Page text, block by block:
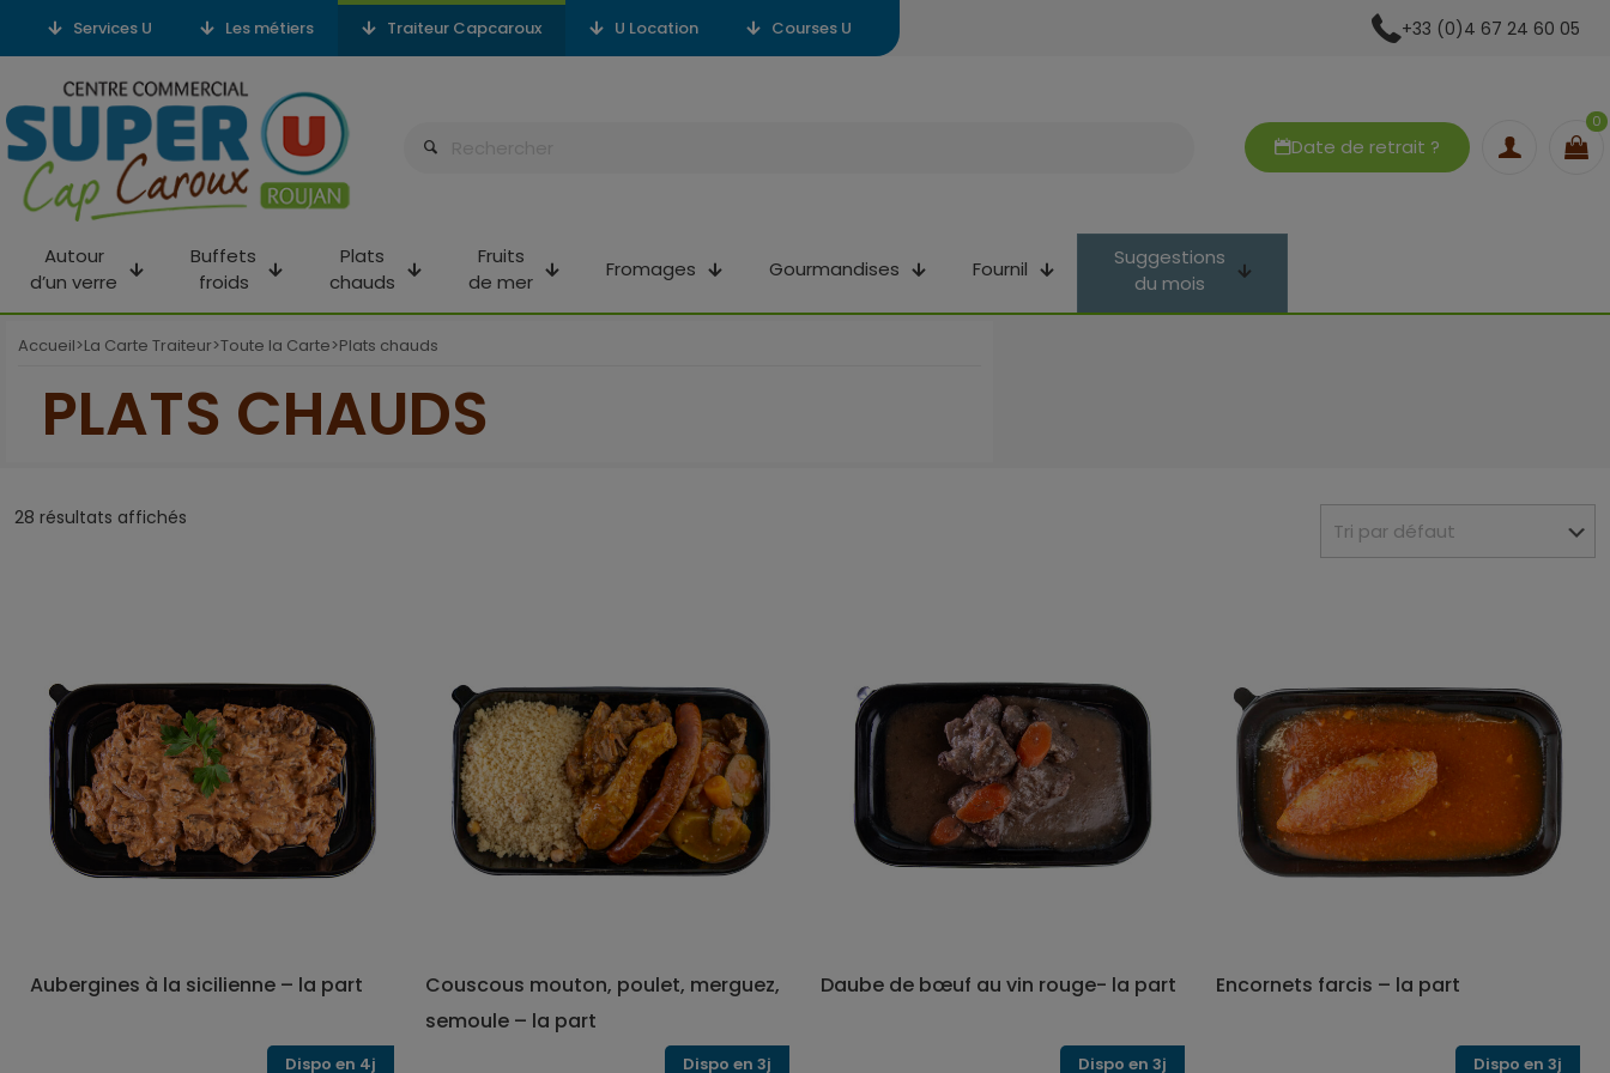
Services U Les métiers Traiteur Capcaroux U Location Courses U +33 (0)4 67 24 60 05
Date de retrait ?
0
Autour
d’un verre
Buffets
froids
Plats
chauds
Fruits
de mer
Fromages Gourmandises Fournil
Suggestions
du mois
Accueil>La Carte Traiteur>Toute la Carte>Plats chauds
PLATS CHAUDS
28 résultats affichés
Aubergines à la sicilienne – la part
Dispo en 4j
Couscous mouton, poulet, merguez,
semoule – la part
Dispo en 3j
Daube de bœuf au vin rouge- la part
Dispo en 3j
Encornets farcis – la part
Dispo en 3j